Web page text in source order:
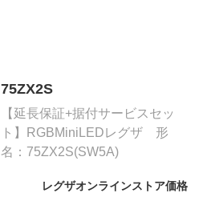
75ZX2S
【延長保証+据付サービスセッ
ト】RGBMiniLEDレグザ 形
名：75ZX2S(SW5A)
レグザオンラインストア価格